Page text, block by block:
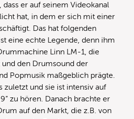
er auf seinem Videokanal
hat, in dem er sich mit einer
Das hat folgenden
eine echte Legende, denn ihm
Linn LM-1, die
und den Drumsound der
Popmusik maßgeblich prägte.
zuletzt und sie ist intensiv auf
zu hören. Danach brachte er
auf den Markt, die z.B. von